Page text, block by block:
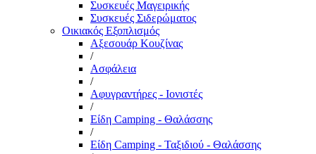
Συσκευές Μαγειρικής
Συσκευές Σιδερώματος
Οικιακός Εξοπλισμός
Αξεσουάρ Κουζίνας
/
Ασφάλεια
/
Αφυγραντήρες - Ιονιστές
/
Είδη Camping - Θαλάσσης
/
Είδη Camping - Ταξιδιού - Θαλάσσης